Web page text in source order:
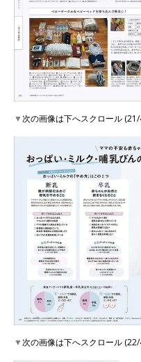
▼次の画像は下へスクロール
▼次の画像は下へスクロール